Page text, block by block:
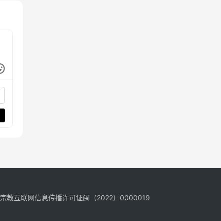
宗教互联网信息传播许可证闽（2022）0000019